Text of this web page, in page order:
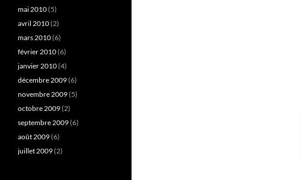
mai 2010(5)
avril 2010(2)
mars 2010(6)
février 2010(6)
janvier 2010(4)
décembre 2009(6)
novembre 2009(5)
octobre 2009(2)
septembre 2009(6)
août 2009(6)
juillet 2009(2)